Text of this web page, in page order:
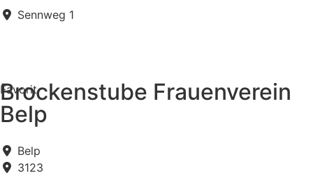
Sennweg 1
Favorit
Brockenstube Frauenverein
Belp
Belp
3123